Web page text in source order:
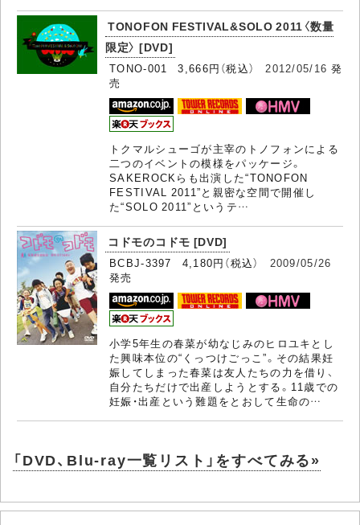
TONOFON FESTIVAL&SOLO 2011〈数量
限定〉 [DVD]
TONO-001 3,666円（税込）2012/05/16 発
売
トクマルシューゴが主宰のトノフォンによる
二つのイベントの模様をパッケージ。
SAKEROCKらも出演した“TONOFON
FESTIVAL 2011”と親密な空間で開催し
た“SOLO 2011”というテ…
コドモのコドモ [DVD]
BCBJ-3397 4,180円（税込） 2009/05/26
発売
小学5年生の春菜が幼なじみのヒロユキとし
た興味本位の“くっつけごっこ”。その結果妊
娠してしまった春菜は友人たちの力を借り、
自分たちだけで出産しようとする。11歳での
妊娠・出産という難題をとおして生命の…
「DVD、Blu-ray一覧リスト」をすべてみる»